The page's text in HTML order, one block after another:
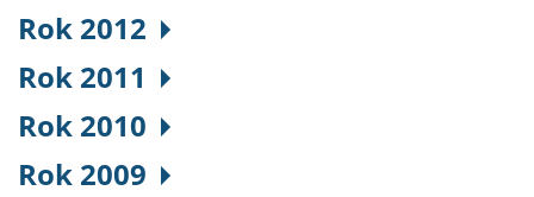
Rok 2012
Rok 2011
Rok 2010
Rok 2009